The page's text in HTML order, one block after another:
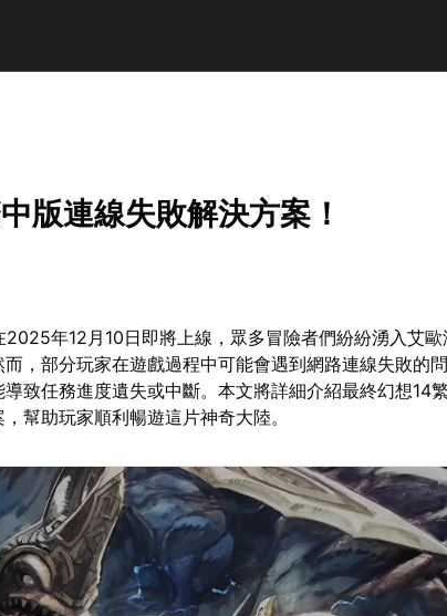
版連線失敗解決方案！
2025年12月10日即將上線，眾多冒險者們紛紛湧入艾
，部分玩家在遊戲過程中可能會遇到網路連線失敗的
致任務進度遺失或中斷。本文將詳細介紹最終幻想14
幫助玩家順利暢遊這片神奇大陸。